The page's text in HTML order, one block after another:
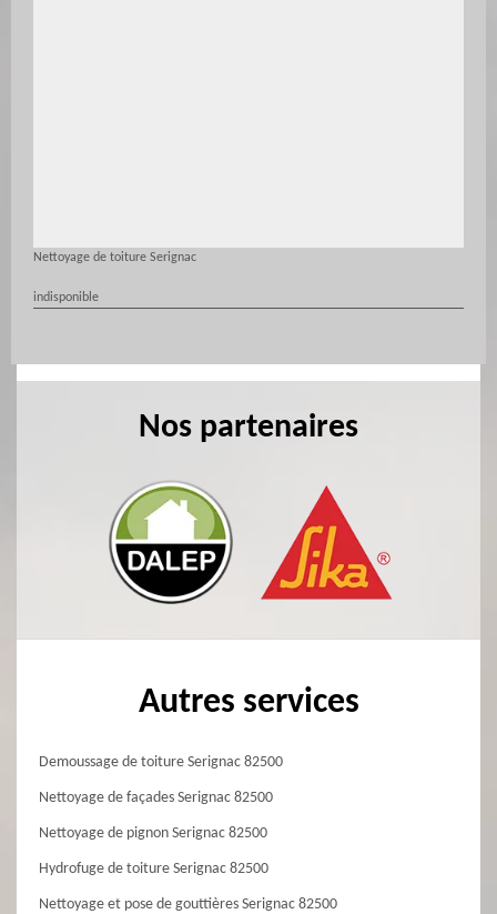
Nettoyage de toiture Serignac
indisponible
Nos partenaires
Autres services
Demoussage de toiture Serignac 82500
Nettoyage de façades Serignac 82500
Nettoyage de pignon Serignac 82500
Hydrofuge de toiture Serignac 82500
Nettoyage et pose de gouttières Serignac 82500